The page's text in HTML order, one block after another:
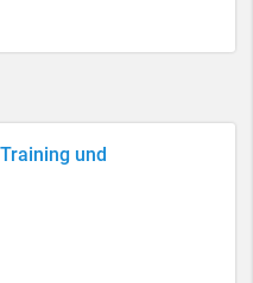
und